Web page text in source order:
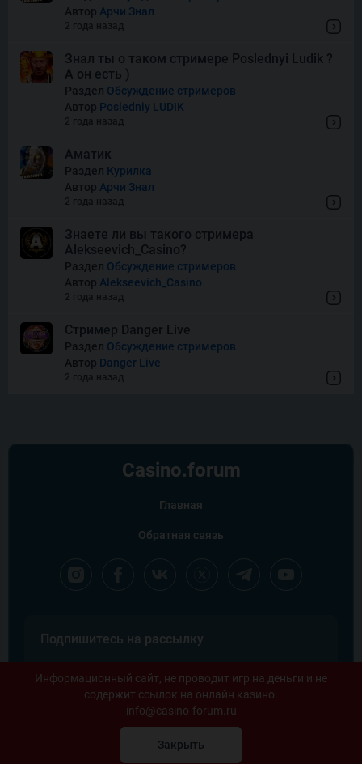
Snake’s Gold Dream Drop
Squish
Thor of Asgard
Wishes
Информационный сайт, не проводит игр на деньги и не
содержит ссылок на онлайн казино.
info@casino-forum.ru
Закрыть
Автор Арчи Знал
2 года назад
Знал ты о таком стримере Poslednyi Ludik ?
А он есть )
Раздел Обсуждение стримеров
Автор Posledniy LUDIK
2 года назад
Аматик
Раздел Курилка
Автор Арчи Знал
2 года назад
Знаете ли вы такого стримера
Alekseevich_Casino?
Раздел Обсуждение стримеров
Автор Alekseevich_Casino
2 года назад
Стример Danger Live
Раздел Обсуждение стримеров
Автор Danger Live
2 года назад
Casino.forum
Главная
Обратная связь
Подпишитесь на рассылку
Copyright ©2026 Casino forum